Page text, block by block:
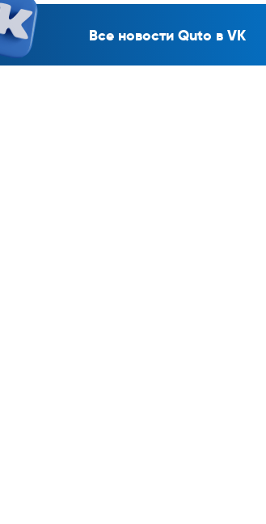
Все новости Quto в VK